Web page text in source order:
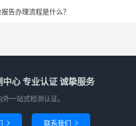
告办理流程是什么？
中心 专业认证 诚挚服务
外一站式检测认证。
 联系我们 